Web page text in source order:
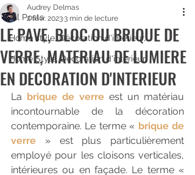
All Posts
Home style, Décoration d'intérieur,
Home Style, Décoration d'intérieur,
LE PAVE, BLOC OU BRIQUE DE
VERRE, MATERIAU DE LUMIERE
EN DECORATION D'INTERIEUR
Audrey Delmas
2 févr. 20233 min de lecture
La brique de verre est un matériau
incontournable de la décoration
contemporaine. Le terme « brique de
verre » est plus particulièrement
employé pour les cloisons verticales,